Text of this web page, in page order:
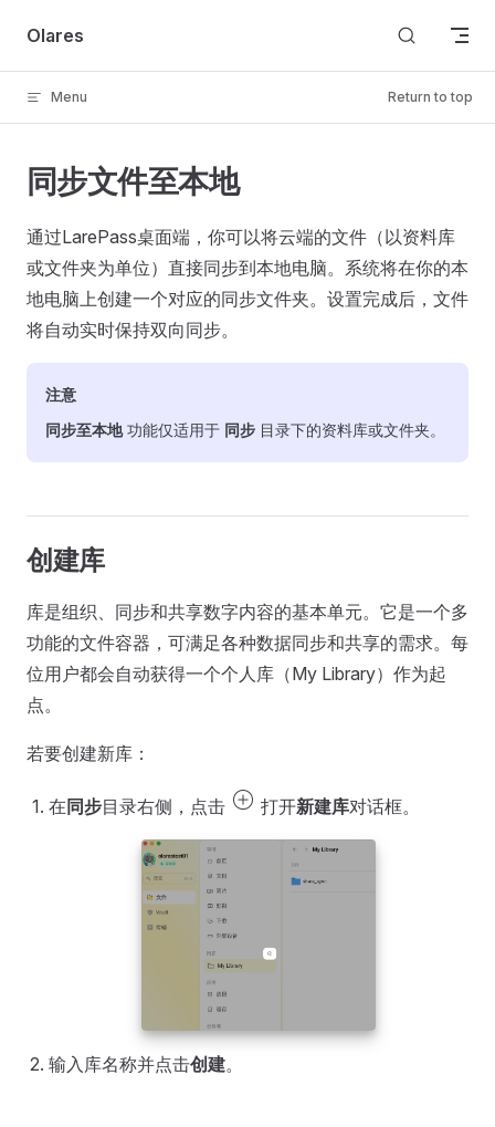
Skip to content
Olares
Menu Return to top
同步文件至本地
通过LarePass桌面端，你可以将云端的文件（以资料库
或文件夹为单位）直接同步到本地电脑。系统将在你的本
地电脑上创建一个对应的同步文件夹。设置完成后，文件
将自动实时保持双向同步。
注意
同步至本地功能仅适用于 同步 目录下的资料库或文件夹。
创建库
库是组织、同步和共享数字内容的基本单元。它是一个多
功能的文件容器，可满足各种数据同步和共享的需求。每
位用户都会自动获得一个个人库（My Library）作为起
点。
若要创建新库：
在 同步目录右侧，点击 add_circle 打开新建库对话框。
输入库名称并点击创建。